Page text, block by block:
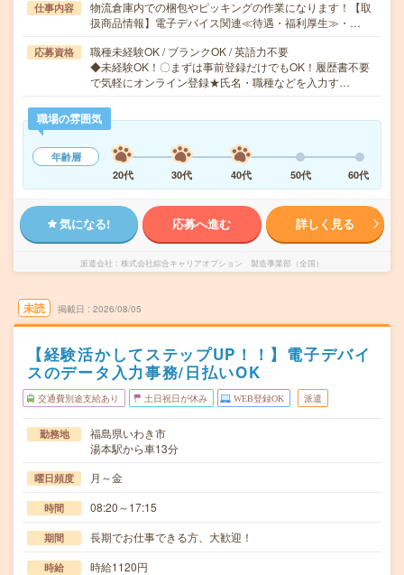
仕事内容
物流倉庫内での梱包やピッキングの作業になります！【取
扱商品情報】電子デバイス関連≪待遇・福利厚生≫・…
応募資格
職種未経験OK / ブランクOK / 英語力不要
◆未経験OK！〇まずは事前登録だけでもOK！履歴書不要
で気軽にオンライン登録★氏名・職種などを入力す…
職場の雰囲気
年齢層
20代
30代 40代 50代 60代
気になる! 応募へ進む 詳しく見る
派遣会社 株式会社綜合キャリアオプション 製造事業部（全国）
未読 掲載日 2026/08/05
【経験活かしてステップUP！！】電子デバイ
スのデータ入力事務/日払いOK
交通費別途支給あり 土日祝日が休み WEB登録OK 派遣
勤務地
福島県いわき市
湯本駅から車13分
曜日頻度 月～金
時間 08:20～17:15
期間 長期でお仕事できる方、大歓迎！
時給 時給1120円